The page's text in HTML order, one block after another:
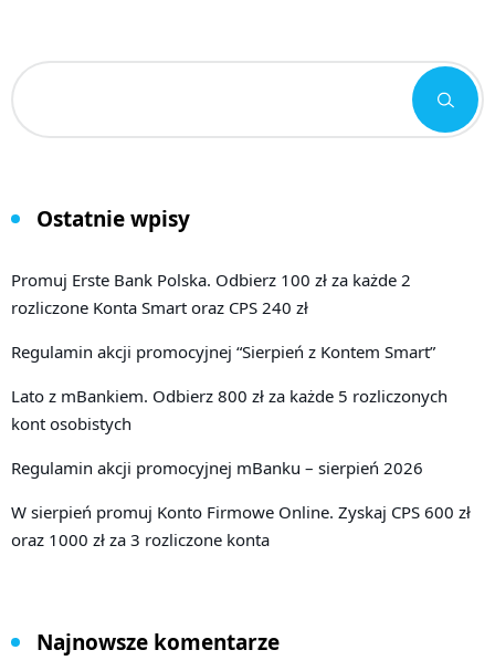
Ostatnie wpisy
Promuj Erste Bank Polska. Odbierz 100 zł za każde 2
rozliczone Konta Smart oraz CPS 240 zł
Regulamin akcji promocyjnej “Sierpień z Kontem Smart”
Lato z mBankiem. Odbierz 800 zł za każde 5 rozliczonych
kont osobistych
Regulamin akcji promocyjnej mBanku – sierpień 2026
W sierpień promuj Konto Firmowe Online. Zyskaj CPS 600 zł
oraz 1000 zł za 3 rozliczone konta
Najnowsze komentarze